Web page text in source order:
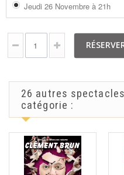
Jeudi 26 Novembre à 21h
26 autres
catégorie :